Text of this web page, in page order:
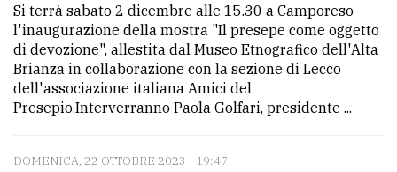
Si terrà sabato 2 dicembre alle 15.30 a Camporeso
l'inaugurazione della mostra "Il presepe come oggetto
di devozione", allestita dal Museo Etnografico dell'Alta
Brianza in collaborazione con la sezione di Lecco
dell'associazione italiana Amici del
Presepio.Interverranno Paola Golfari, presidente ...
DOMENICA, 22 OTTOBRE 2023 - 19:47